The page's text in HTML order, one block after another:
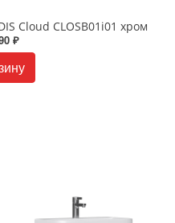
Cloud CLOSB01i01 хром
₽